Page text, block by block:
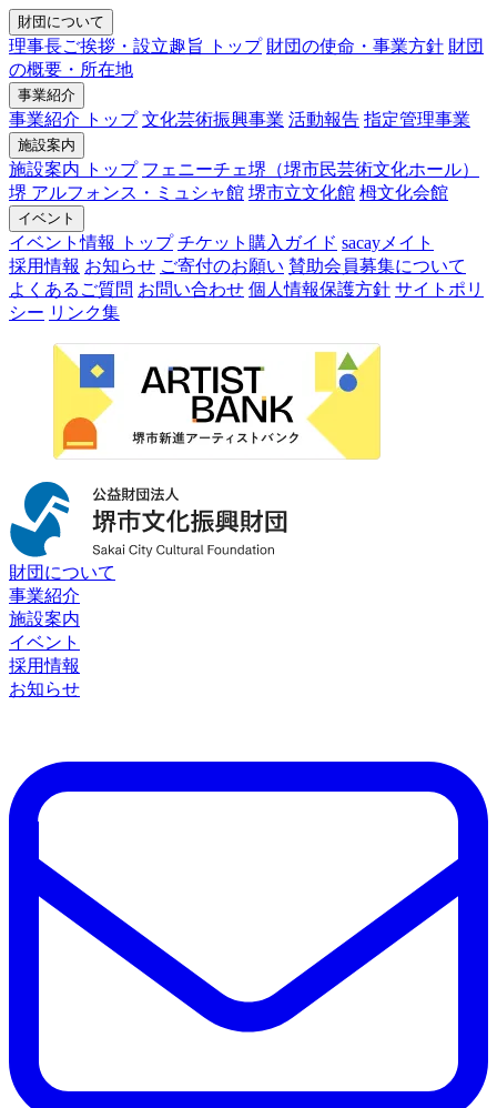
財団について
理事長ご挨拶・設立趣旨 トップ 財団の使命・事業方針 財団
の概要・所在地
事業紹介
事業紹介 トップ 文化芸術振興事業 活動報告 指定管理事業
施設案内
施設案内 トップ フェニーチェ堺（堺市民芸術文化ホール）
堺 アルフォンス・ミュシャ館 堺市立文化館 栂文化会館
イベント
イベント情報 トップ チケット購入ガイド sacayメイト
採用情報 お知らせ ご寄付のお願い 賛助会員募集について
よくあるご質問 お問い合わせ 個人情報保護方針 サイトポリ
シー リンク集
財団について
事業紹介
施設案内
イベント
採用情報
お知らせ